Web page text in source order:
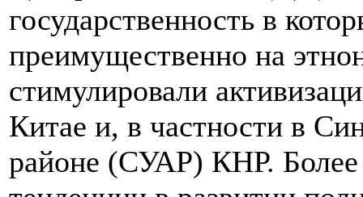
государственность в
преимущественно на
стимулировали
Китае и, в частности в
районе (СУАР) КНР. Более